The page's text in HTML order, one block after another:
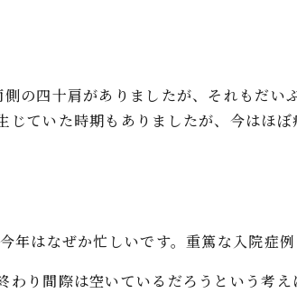
の四十肩がありましたが、それもだい
ていた時期もありましたが、今はほぼ
年はなぜか忙しいです。重篤な入院症
わり間際は空いているだろうという考